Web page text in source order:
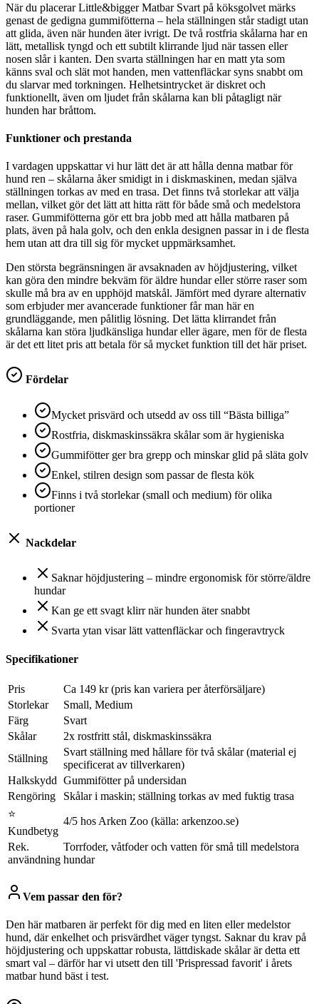
När du placerar Little&bigger Matbar Svart på köksgolvet märks
genast de gedigna gummifötterna – hela ställningen står stadigt utan
att glida, även när hunden äter ivrigt. De två rostfria skålarna har en
lätt, metallisk tyngd och ett subtilt klirrande ljud när tassen eller
nosen slår i kanten. Den svarta ställningen har en matt yta som
känns sval och slät mot handen, men vattenfläckar syns snabbt om
du slarvar med torkningen. Helhetsintrycket är diskret och
funktionellt, även om ljudet från skålarna kan bli påtagligt när
hunden har bråttom.
Funktioner och prestanda
I vardagen uppskattar vi hur lätt det är att hålla denna matbar för
hund ren – skålarna åker smidigt in i diskmaskinen, medan själva
ställningen torkas av med en trasa. Det finns två storlekar att välja
mellan, vilket gör det lätt att hitta rätt för både små och medelstora
raser. Gummifötterna gör ett bra jobb med att hålla matbaren på
plats, även på hala golv, och den enkla designen passar in i de flesta
hem utan att dra till sig för mycket uppmärksamhet.
Den största begränsningen är avsaknaden av höjdjustering, vilket
kan göra den mindre bekväm för äldre hundar eller större raser som
skulle må bra av en upphöjd matskål. Jämfört med dyrare alternativ
som erbjuder mer avancerade funktioner får man här en
grundläggande, men pålitlig lösning. Det lätta klirrandet från
skålarna kan störa ljudkänsliga hundar eller ägare, men för de flesta
är det ett litet pris att betala för så mycket funktion till det här priset.
Fördelar
Mycket prisvärd och utsedd av oss till “Bästa billiga”
Rostfria, diskmaskinssäkra skålar som är hygieniska
Gummifötter ger bra grepp och minskar glid på släta golv
Enkel, stilren design som passar de flesta kök
Finns i två storlekar (small och medium) för olika
portioner
Nackdelar
Saknar höjdjustering – mindre ergonomisk för större/äldre
hundar
Kan ge ett svagt klirr när hunden äter snabbt
Svarta ytan visar lätt vattenfläckar och fingeravtryck
Specifikationer
Pris
Ca 149 kr (pris kan variera per återförsäljare)
Storlekar
Small, Medium
Färg
Svart
Skålar
2x rostfritt stål, diskmaskinssäkra
Ställning
Svart ställning med hållare för två skålar (material ej
specificerat av tillverkaren)
Halkskydd Gummifötter på undersidan
Rengöring
Skålar i maskin; ställning torkas av med fuktig trasa
⭐
Kundbetyg
4/5 hos Arken Zoo (källa: arkenzoo.se)
Rek.
användning
Torrfoder, våtfoder och vatten för små till medelstora
hundar
Vem passar den för?
Den här matbaren är perfekt för dig med en liten eller medelstor
hund, där enkelhet och prisvärdhet väger tyngst. Saknar du krav på
höjdjustering och uppskattar robusta, lättdiskade skålar är detta ett
smart val – därför har vi utsett den till 'Prispressad favorit' i årets
matbar hund bäst i test.